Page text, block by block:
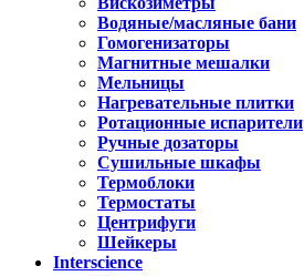
Водяные/масляные бани
Гомогенизаторы
Магнитные мешалки
Мельницы
Нагревательные плитки
Ротационные испарители
Ручные дозаторы
Сушильные шкафы
Термоблоки
Термостаты
Центрифуги
Шейкеры
Interscience